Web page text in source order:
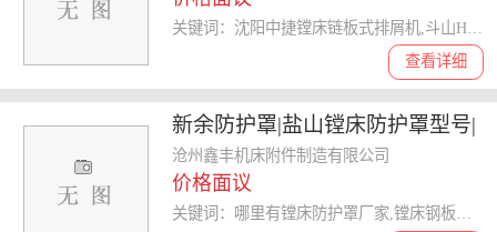
查看详细
关键词：沈阳中捷镗床链板式排屑机,斗山HC500链板式排屑机,北一大隈加工中心MXR560V,链板式排屑机
新余防护罩|盐山镗床防护罩型号|
来电咨询 认证商家
沧州鑫丰机床附件制造有限公司
价格面议
关键词：哪里有镗床防护罩厂家,镗床钢板防护罩的材质,沧州镗床防护罩计费方式,防护罩